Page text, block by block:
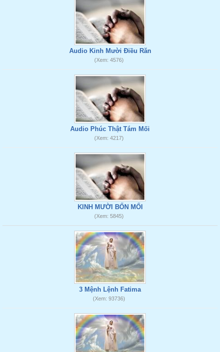
Audio Kinh Mười Điều Răn
(Xem: 4576)
Audio Phúc Thật Tám Mối
(Xem: 4217)
KINH MƯỜI BỐN MỐI
(Xem: 5845)
3 Mệnh Lệnh Fatima
(Xem: 93736)